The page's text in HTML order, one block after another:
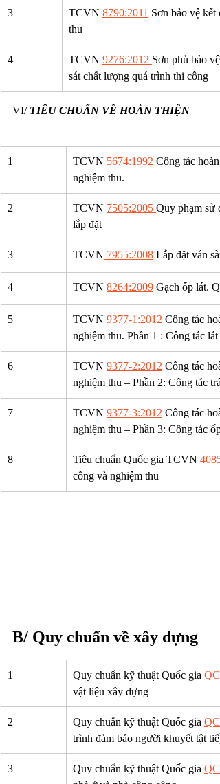
3 ​TCVN 8790:2011 Sơn bảo vệ
thu
4 TCVN 9276:2012 Sơn phủ bảo
sát chất lượng quá trình thi công
VI/ TIÊU CHUẨN VỀ HOÀN THIỆN
1 ​TCVN 5674:1992 Công tác
nghiệm thu.
2 TCVN 7505:2005 Quy phạm sử
lắp đặt
3 TCVN 7955:2008 Lắp đặt ván
4 TCVN 8264:2009 Gạch ốp lát.
5 TCVN 9377-1:2012 Công tác
nghiệm thu. Phần 1 : Công tác
6 TCVN 9377-2:2012 Công tác
nghiệm thu – Phần 2: Công tác
7 TCVN 9377-3:2012 Công tác
nghiệm thu – Phần 3: Công tác
8 Tiêu chuẩn Quốc gia TCVN
công và nghiệm thu
B/ Quy chuẩn về xây dựng
1 Quy chuẩn kỹ thuật Quốc gia
vật liệu xây dựng
2 Quy chuẩn kỹ thuật Quốc gia
trình đảm bảo người khuyết tật
3 Quy chuẩn kỹ thuật Quốc gia